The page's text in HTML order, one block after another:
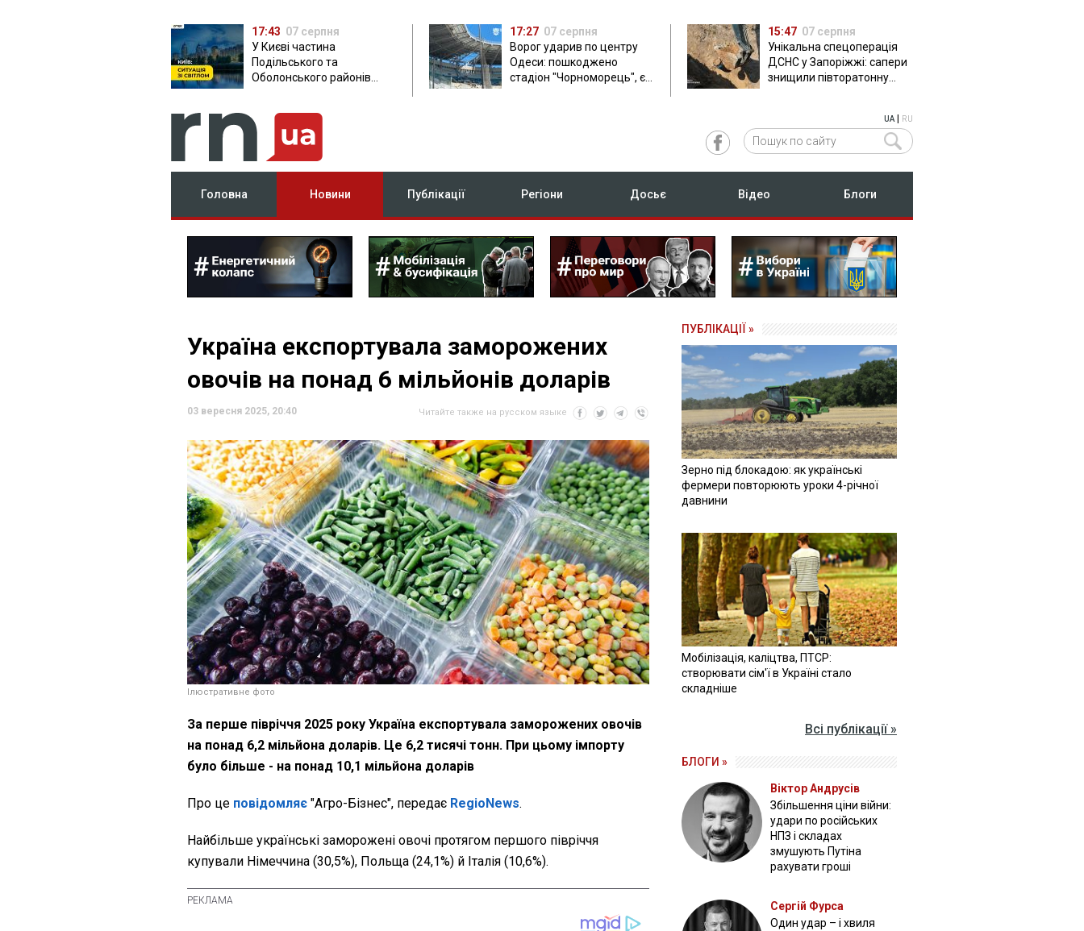
17:43 07 серпня
У Києві частина
Подільського та
Оболонського районів
17:27 07 серпня
Ворог ударив по центру
Одеси: пошкоджено
стадіон "Чорноморець", є
15:47 07 серпня
Унікальна спецоперація
ДСНС у Запоріжжі: сапери
знищили півторатонну
UA| RU
Головна Новини Публікації Регіони Досьє Відео Блоги
Україна експортувала заморожених
овочів на понад 6 мільйонів доларів
03 вересня 2025, 20:40 Читайте также на русском языке
Ілюстративне фото
За перше півріччя 2025 року Україна експортувала заморожених овочів
на понад 6,2 мільйона доларів. Це 6,2 тисячі тонн. При цьому імпорту
було більше - на понад 10,1 мільйона доларів
Про це повідомляє "Агро-Бізнес", передає RegioNews.
Найбільше українські заморожені овочі протягом першого півріччя
купували Німеччина (30,5%), Польща (24,1%) й Італія (10,6%).
ПУБЛІКАЦІЇ »
Зерно під блокадою: як українські
фермери повторюють уроки 4-річної
давнини
Мобілізація, каліцтва, ПТСР:
створювати сім'ї в Україні стало
складніше
Всі публікації »
БЛОГИ »
Віктор Андрусів
Збільшення ціни війни:
удари по російських
НПЗ і складах
змушують Путіна
рахувати гроші
Сергій Фурса
Один удар – і хвиля